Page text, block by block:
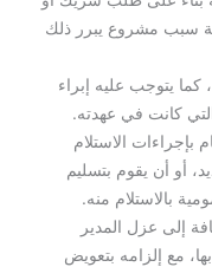
سبب مشروع يبرر ذلك
كما يتوجب عليه إبراء
كانت في عهدته.
بإجراءات الاستلام
أو أن يقوم بتسليم
بالاستلام منه.
إلى عزل المدير
مع إلزامه بتعويض